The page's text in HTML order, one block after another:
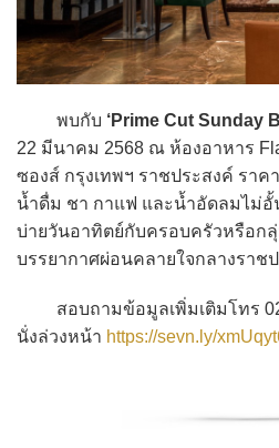
พบกับ ‘Prime Cut Sunday
22 มีนาคม 2568 ณ ห้องอาหาร
ซองส์ กรุงเทพฯ ราชประสงค์ ราค
น้ำดื่ม ชา กาแฟ และน้ำอัดลมไม่
บ่ายวันอาทิตย์กับครอบครัวหรือก
บรรยากาศผ่อนคลายใจกลางราช
สอบถามข้อมูลเพิ่มเติมโทร 02
นั่งล่วงหน้า https://sevn.ly/